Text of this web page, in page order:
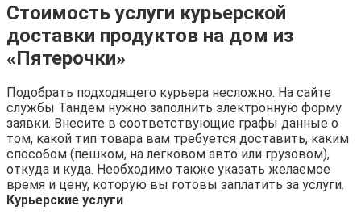
Стоимость услуги курьерской
доставки продуктов на дом из
«Пятерочки»
Подобрать подходящего курьера несложно. На сайте
службы Тандем нужно заполнить электронную форму
заявки. Внесите в соответствующие графы данные о
том, какой тип товара вам требуется доставить, каким
способом (пешком, на легковом авто или грузовом),
откуда и куда. Необходимо также указать желаемое
время и цену, которую вы готовы заплатить за услуги.
Курьерские услуги